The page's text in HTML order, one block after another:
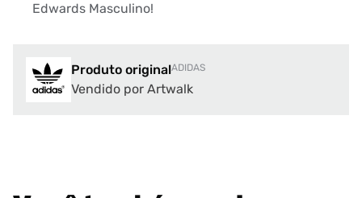
Edwards Masculino!
Produto originalADIDAS
Vendido por Artwalk